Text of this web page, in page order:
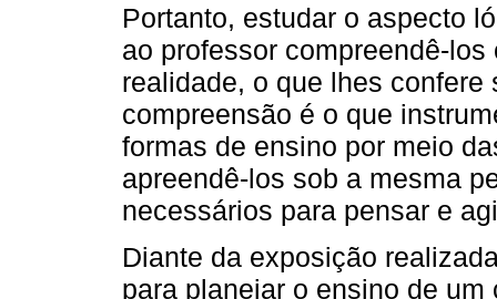
Portanto, estudar o aspecto
ao professor compreendê-
realidade, o que lhes
compreensão é o que
formas de ensino por meio
apreendê-los sob a mesma
necessários para pensar e
Diante da exposição
para planejar o ensino de